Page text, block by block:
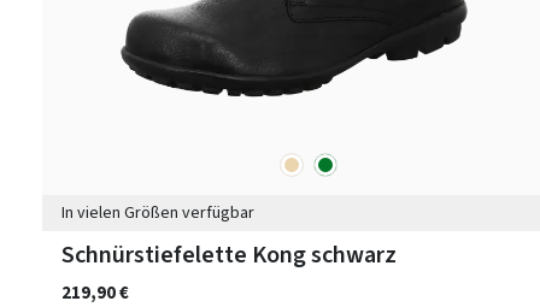
beigegrün
In vielen Größen verfügbar
Schnürstiefelette Kong schwarz
219,90 €